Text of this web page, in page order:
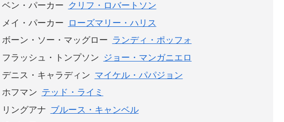
ベン・パーカー クリフ・ロバートソン
メイ・パーカー
ローズマリー・ハリス
ボーン・ソー・マッグロー ランディ・ポッフォ
フラッシュ・トンプソン ジョー・マンガニエロ
デニス・キャラディン マイケル・パパジョン
ホフマン テッド・ライミ
リングアナ ブルース・キャンベル